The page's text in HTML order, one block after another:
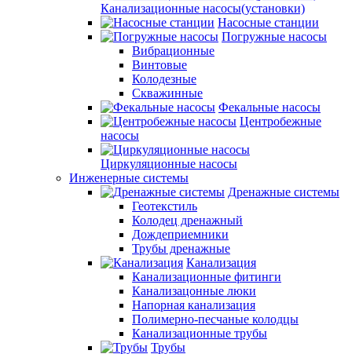
Канализационные насосы(установки)
Насосные станции
Погружные насосы
Вибрационные
Винтовые
Колодезные
Скважинные
Фекальные насосы
Центробежные
насосы
Циркуляционные насосы
Инженерные системы
Дренажные системы
Геотекстиль
Колодец дренажный
Дождеприемники
Трубы дренажные
Канализация
Канализационные фитинги
Канализацонные люки
Напорная канализация
Полимерно-песчаные колодцы
Канализационные трубы
Трубы